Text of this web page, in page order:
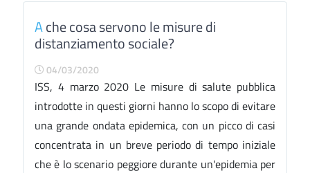
Ache cosa servono le misure di
distanziamento sociale?
04/03/2020
ISS, 4 marzo 2020 Le misure di salute pubblica
introdotte in questi giorni hanno lo scopo di evitare
una grande ondata epidemica, con un picco di casi
concentrata in un breve periodo di tempo iniziale
che è lo scenario peggiore durante un'epidemia per